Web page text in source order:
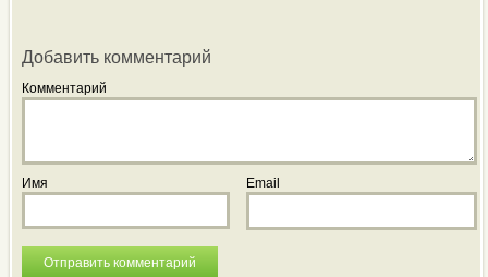
Добавить комментарий
Комментарий
Имя Email